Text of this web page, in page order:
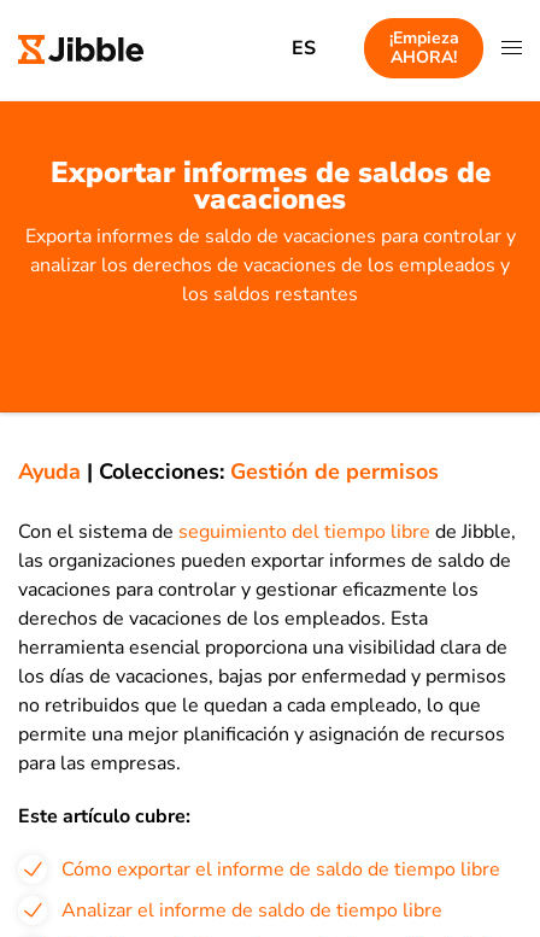
ES
¡Empieza
AHORA!
Exportar informes de saldos de
vacaciones
Exporta informes de saldo de vacaciones para controlar y
analizar los derechos de vacaciones de los empleados y
los saldos restantes
Ayuda | Colecciones: Gestión de permisos
Con el sistema de seguimiento del tiempo libre de Jibble,
las organizaciones pueden exportar informes de saldo de
vacaciones para controlar y gestionar eficazmente los
derechos de vacaciones de los empleados. Esta
herramienta esencial proporciona una visibilidad clara de
los días de vacaciones, bajas por enfermedad y permisos
no retribuidos que le quedan a cada empleado, lo que
permite una mejor planificación y asignación de recursos
para las empresas.
Este artículo cubre:
Cómo exportar el informe de saldo de tiempo libre
Analizar el informe de saldo de tiempo libre